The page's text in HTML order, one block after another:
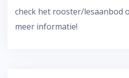
check het rooster/lesaanbod
meer informatie!